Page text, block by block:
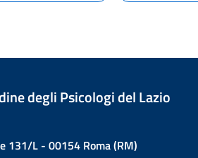
degli Psicologi del Lazio
131/L - 00154 Roma (RM)